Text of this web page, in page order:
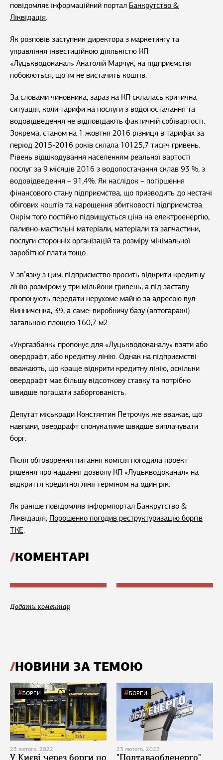
повідомляє інформаційний портал Банкрутство &
Ліквідація.
Як розповів заступник директора з маркетингу та
управління інвестиційною діяльністю КП
«Луцькводоканал» Анатолій Марчук, на підприємстві
побоюються, що їм не вистачить коштів.
За словами чиновника, зараз на КП склалась критична
ситуація, коли тарифи на послуги з водопостачання та
водовідведення не відповідають фактичній собівартості.
Зокрема, станом на 1 жовтня 2016 різниця в тарифах за
період 2015-2016 років склала 10125,7 тисяч гривень.
Рівень відшкодування населенням реальної вартості
послуг за 9 місяців 2016 з водопостачання склав 93 %, з
водовідведення – 91,4%. Як наслідок – погіршення
фінансового стану підприємства, що призводить до нестачі
обігових коштів та нарощення збитковості підприємства.
Окрім того постійно підвищується ціна на електроенергію,
паливно-мастильні матеріали, матеріали та запчастини,
послуги сторонніх організацій та розміру мінімальної
заробітної плати тощо.
У зв’язку з цим, підприємство просить відкрити кредитну
лінію розміром у три мільйони гривень, а під заставу
пропонують передати нерухоме майно за адресою вул.
Винниченка, 39, а саме: виробничу базу (автогаражі)
загальною площею 160,7 м2.
«Укргазбанк» пропонує для «Луцькводоканалу» взяти або
овердрафт, або кредитну лінію. Однак на підприємстві
вважають, що краще відкрити кредитну лінію, оскільки
овердрафт має більшу відсоткову ставку та потрібно
швидше погашати заборгованість.
Депутат міськради Констянтин Петрочук же вважає, що
навпаки, овердрафт спонукатиме швидше виплачувати
борг.
Після обговорення питання комісія погодила проект
рішення про надання дозволу КП «Луцькводоканал» на
відкриття кредитної лінії терміном на один рік.
Як раніше повідомляв інформпортал Банкрутство &
Ліквідація, Порошенко погодив реструктуризацію боргів
ТКЕ.
КОМЕНТАРІ
Додати коментар
НОВИНИ ЗА ТЕМОЮ
БОРГИ
23 лютого, 2022
У Києві через борги по
БОРГИ
23 лютого, 2022
"Полтаваобленерго"